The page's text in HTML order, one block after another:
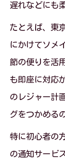
み
満
東京
説
満開の時
季
い
桜の
季
遅れなどにも
たとえば、東
にかけてソメ
節の便りを活
も即座に対応
のレジャー計
グをつかめる
特に初心者の
の通知サービ